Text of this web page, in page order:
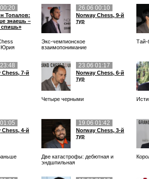
Топалов:
знаешь –
спишь»
Юрия
26.06 00:10
Norway Chess, 9-й
тур
Экс-чемпионское
взаимопонимание
Тай-
Chess, 7-й
23.06 01:17
Norway Chess, 6-й
тур
Четыре черными
Chess, 4-й
19.06 01:42
Norway Chess, 3-й
тур
Две катастрофы: дебютная и
эндшпильная